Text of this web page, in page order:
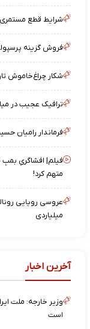
شرایط قطع مستمری
فروش گزینه پرسپولیس با ۷۰
شکار چراغ‌خاموش
ترافیک عجیب در
فرماندار رامیان
فیلم| افشاگریِ بمبِ
متهم کرد!
عروسی رویایی
میلیاردی
آخرین اخبار
وزیر خارجه: ملت
است